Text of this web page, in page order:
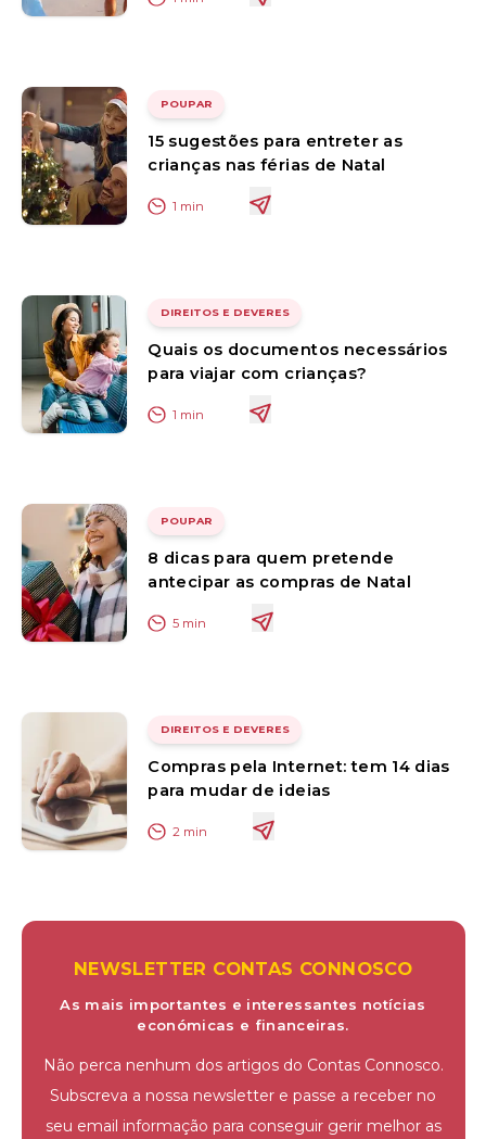
POUPAR
15 sugestões para entreter as
crianças nas férias de Natal
1 min
DIREITOS E DEVERES
Quais os documentos necessários
para viajar com crianças?
1 min
POUPAR
8 dicas para quem pretende
antecipar as compras de Natal
5 min
DIREITOS E DEVERES
Compras pela Internet: tem 14 dias
para mudar de ideias
2 min
NEWSLETTER CONTAS CONNOSCO
As mais importantes e interessantes notícias
económicas e financeiras.
Não perca nenhum dos artigos do Contas Connosco.
Subscreva a nossa newsletter e passe a receber no
seu email informação para conseguir gerir melhor as